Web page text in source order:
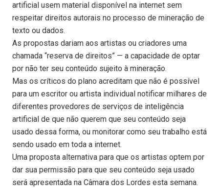
artificial usem material disponível na internet sem
respeitar direitos autorais no processo de mineração de
texto ou dados.
As propostas dariam aos artistas ou criadores uma
chamada “reserva de direitos” — a capacidade de optar
por não ter seu conteúdo sujeito à mineração.
Mas os críticos do plano acreditam que não é possível
para um escritor ou artista individual notificar milhares de
diferentes provedores de serviços de inteligência
artificial de que não querem que seu conteúdo seja
usado dessa forma, ou monitorar como seu trabalho está
sendo usado em toda a internet.
Uma proposta alternativa para que os artistas optem por
dar sua permissão para que seu conteúdo seja usado
será apresentada na Câmara dos Lordes esta semana.